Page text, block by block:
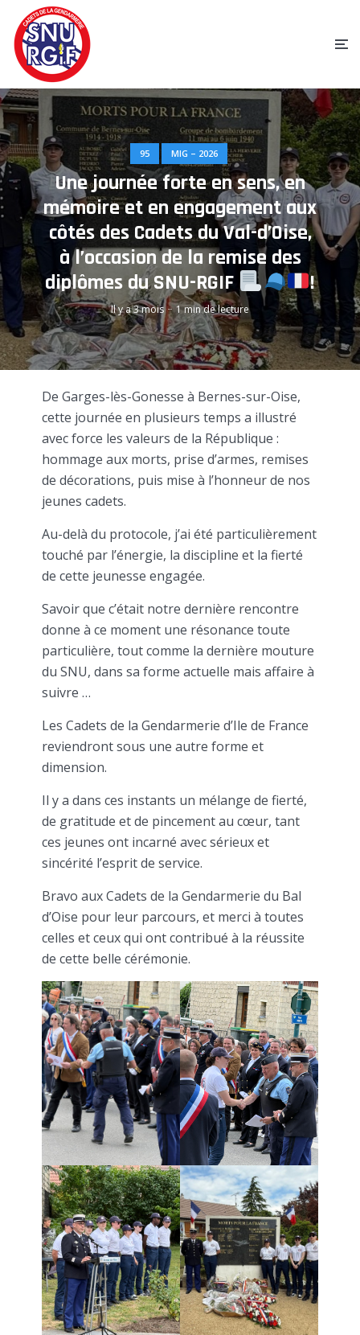
95 MIG – 2026
Une journée forte en sens, en
mémoire et en engagement aux
côtés des Cadets du Val-d’Oise,
à l’occasion de la remise des
diplômes du SNU-RGIF
!
Il y a 3 mois 1 min de lecture
De Garges-lès-Gonesse à Bernes-sur-Oise,
cette journée en plusieurs temps a illustré
avec force les valeurs de la République :
hommage aux morts, prise d’armes, remises
de décorations, puis mise à l’honneur de nos
jeunes cadets.
Au-delà du protocole, j’ai été particulièrement
touché par l’énergie, la discipline et la fierté
de cette jeunesse engagée.
Savoir que c’était notre dernière rencontre
donne à ce moment une résonance toute
particulière, tout comme la dernière mouture
du SNU, dans sa forme actuelle mais affaire à
suivre …
Les Cadets de la Gendarmerie d’Ile de France
reviendront sous une autre forme et
dimension.
Il y a dans ces instants un mélange de fierté,
de gratitude et de pincement au cœur, tant
ces jeunes ont incarné avec sérieux et
sincérité l’esprit de service.
Bravo aux Cadets de la Gendarmerie du Bal
d’Oise pour leur parcours, et merci à toutes
celles et ceux qui ont contribué à la réussite
de cette belle cérémonie.